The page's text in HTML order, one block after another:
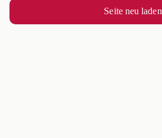
Seite neu laden